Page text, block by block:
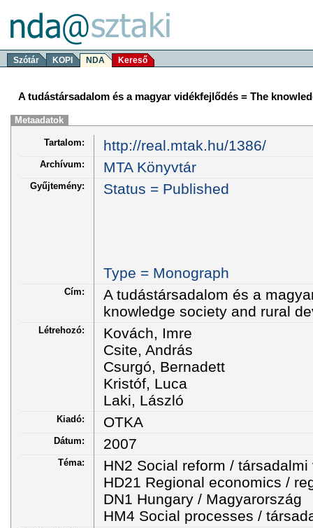
Szótár KOPI NDA Kereső
A tudástársadalom és a magyar vidékfejlődés = The
Metaadatok
Tartalom: http://real.mtak.hu/1386/
Archívum: MTA Könyvtár
Gyűjtemény: Status = Published
Type = Monograph
Cím:
A tudástársadalom és a
knowledge society and rural
Létrehozó:
Kovách, Imre
Csite, András
Csurgó, Bernadett
Kristóf, Luca
Laki, László
Kiadó: OTKA
Dátum: 2007
Téma:
HN2 Social reform /
HD21 Regional economics /
DN1 Hungary / Magyarország
HM4 Social processes /